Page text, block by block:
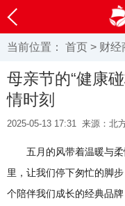
当前位置： 首页 > 财经
母亲节的“健康
情时刻
2025-05-13 17:31 来源：北
五月的风带着温暖与
里，让我们停下匆忙的脚
个陪伴我们成长的经典品